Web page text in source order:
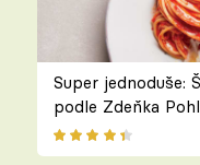
Super jednoduše:
podle Zdeňka